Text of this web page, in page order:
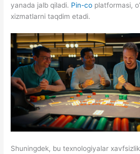
yanada jalb qiladi. Pin-co platformasi,
xizmatlarni taqdim etadi.
Shuningdek, bu texnologiyalar